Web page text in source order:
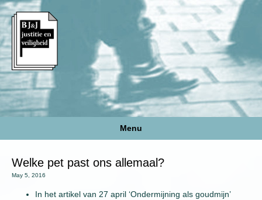
Menu
Welke pet past ons allemaal?
May 5, 2016
In het artikel van 27 april ‘Ondermijning als goudmijn’